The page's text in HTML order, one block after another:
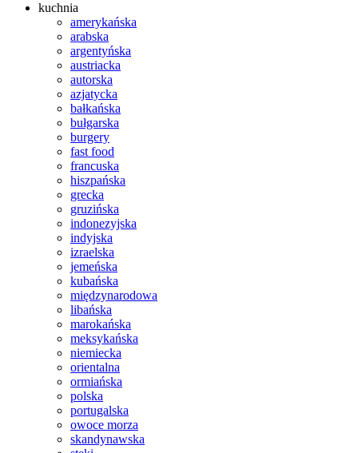
kuchnia
amerykańska
arabska
argentyńska
austriacka
autorska
azjatycka
bałkańska
bułgarska
burgery
fast food
francuska
hiszpańska
grecka
gruzińska
indonezyjska
indyjska
izraelska
jemeńska
kubańska
międzynarodowa
libańska
marokańska
meksykańska
niemiecka
orientalna
ormiańska
polska
portugalska
owoce morza
skandynawska